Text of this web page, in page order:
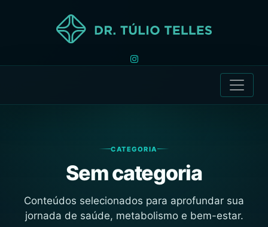
CATEGORIA
Sem categoria
Conteúdos selecionados para aprofundar sua
jornada de saúde, metabolismo e bem-estar.